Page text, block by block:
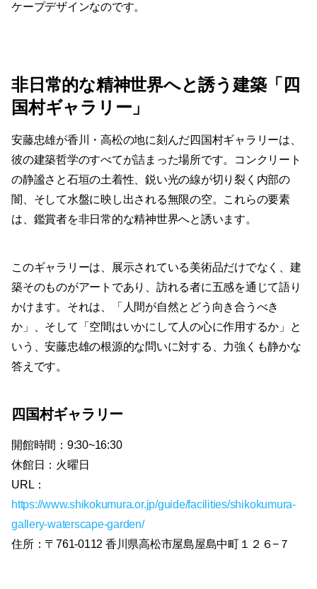
ケープデザインなのです。
非日常的な精神世界へと誘う建築「四
国村ギャラリー」
安藤忠雄が香川・高松の地に刻んだ四国村ギャラリーは、
彼の建築哲学のすべてが詰まった場所です。コンクリート
の静謐さと石垣の土着性、鋭い光の線が切り裂く内部の
闇、そして水盤に映し出される無限の空。これらの要素
は、鑑賞者を非日常的な精神世界へと誘います。
このギャラリーは、展示されている美術品だけでなく、建
築そのものがアートであり、訪れる者に五感を通じて語り
かけます。それは、「人間が自然とどう向き合うべき
か」、そして「空間はいかにして人の心に作用するか」と
いう、安藤忠雄の根源的な問いに対する、力強くも静かな
答えです。
四国村ギャラリー
開館時間：9:30~16:30
休館日：火曜日
URL：
https://www.shikokumura.or.jp/guide/facilities/shikokumura-
gallery-waterscape-garden/
住所：〒761-0112 香川県高松市屋島屋島中町１２６−７